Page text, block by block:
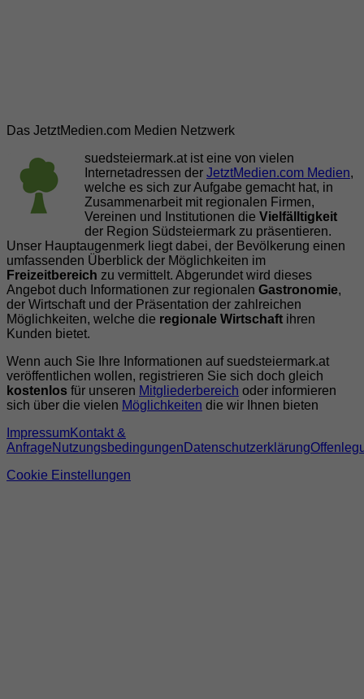
Das JetztMedien.com Medien Netzwerk
suedsteiermark.at ist eine von vielen
Internetadressen der JetztMedien.com Medien,
welche es sich zur Aufgabe gemacht hat, in
Zusammenarbeit mit regionalen Firmen,
Vereinen und Institutionen die Vielfälltigkeit
der Region Südsteiermark zu präsentieren.
Unser Hauptaugenmerk liegt dabei, der Bevölkerung einen
umfassenden Überblick der Möglichkeiten im
Freizeitbereich zu vermittelt. Abgerundet wird dieses
Angebot duch Informationen zur regionalen Gastronomie,
der Wirtschaft und der Präsentation der zahlreichen
Möglichkeiten, welche die regionale Wirtschaft ihren
Kunden bietet.
Wenn auch Sie Ihre Informationen auf suedsteiermark.at
veröffentlichen wollen, registrieren Sie sich doch gleich
kostenlos für unseren Mitgliederbereich oder informieren
sich über die vielen Möglichkeiten die wir Ihnen bieten
ImpressumKontakt &
AnfrageNutzungsbedingungen Datenschutzerklärung
Cookie Einstellungen